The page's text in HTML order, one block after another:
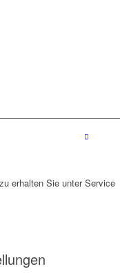
erhalten Sie unter Service